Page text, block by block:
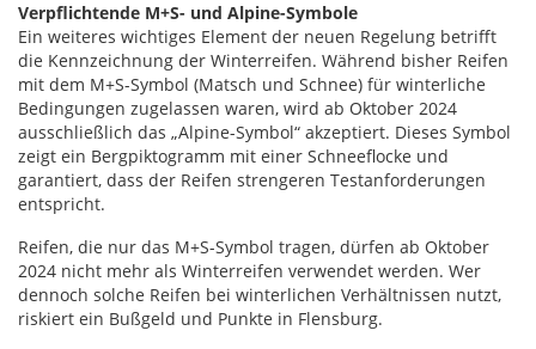
Verpflichtende M+S- und Alpine-Symbole
Ein weiteres wichtiges Element der neuen Regelung betrifft
die Kennzeichnung der Winterreifen. Während bisher Reifen
mit dem M+S-Symbol (Matsch und Schnee) für winterliche
Bedingungen zugelassen waren, wird ab Oktober 2024
ausschließlich das „Alpine-Symbol“ akzeptiert. Dieses Symbol
zeigt ein Bergpiktogramm mit einer Schneeflocke und
garantiert, dass der Reifen strengeren Testanforderungen
entspricht.
Reifen, die nur das M+S-Symbol tragen, dürfen ab Oktober
2024 nicht mehr als Winterreifen verwendet werden. Wer
dennoch solche Reifen bei winterlichen Verhältnissen nutzt,
riskiert ein Bußgeld und Punkte in Flensburg.